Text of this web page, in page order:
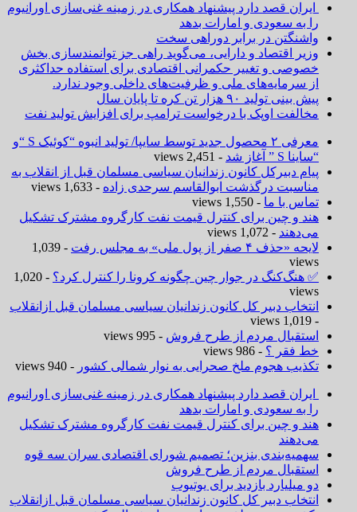
ایران قصد دارد پیشنهاد همکاری در زمینه غنی‌سازی اورانیوم
را به سعودی و امارات بدهد
واشنگتن در برابر دوراهی سخت
وزیر اقتصاد و دارایی، می‌گوید راهی جز توانمندسازی بخش
خصوصی و تغییر حکمرانی اقتصادی برای استفاده حداکثری
از سرمایه‌های ملی و ظرفیت‌های داخلی وجود ندارد.
پیش بینی تولید ۹۰ هزار تن کره تا پایان سال
مخالفت اوپک با درخواست ترامپ برای افزایش تولید نفت
معرفی ۲ محصول جدید توسط سایپا/ تولید انبوه “کوئیک S “و
“ساینا S ” آغاز شد
- 2,451 views
پیام دبیرکل کانون زندانیان سیاسی مسلمان قبل از انقلاب به
مناسبت درگذشت ابوالقاسم سرحدی زاده - 1,633 views
تماس با ما - 1,550 views
هند و چین برای کنترل قیمت نفت کارگروه مشترک تشکیل
می‌دهند - 1,072 views
لایحه «حذف ۴ صفر از پول ملی» به مجلس رفت
- 1,039
views
✅ هنگ‌کنگ در جوار چین چگونه کرونا را کنترل کرد؟
- 1,020
views
انتخاب دبیر کل کانون زندانیان سیاسی مسلمان قبل ازانقلاب
- 1,019 views
استقبال مردم از طرح فروش - 995 views
خط فقر ؟ - 986 views
تکذیب هجوم ملخ صحرایی به نوار شمالی کشور - 940 views
ایران قصد دارد پیشنهاد همکاری در زمینه غنی‌سازی اورانیوم
را به سعودی و امارات بدهد
هند و چین برای کنترل قیمت نفت کارگروه مشترک تشکیل
می‌دهند
سهمیه‌بندی بنزین؛ تصمیم شورای اقتصادی سران سه قوه
استقبال مردم از طرح فروش
دو میلیارد بازدید برای یوتیوب
انتخاب دبیر کل کانون زندانیان سیاسی مسلمان قبل ازانقلاب